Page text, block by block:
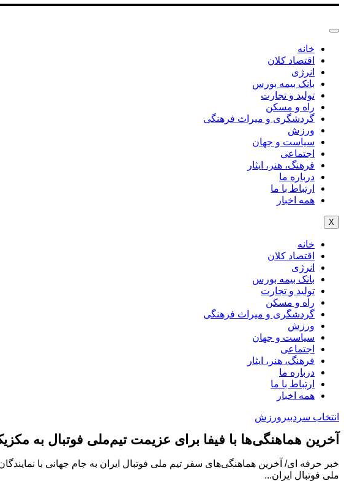
خانه
اقتصاد کلان
انرژی
بانک بیمه بورس
تولید و تجارت
راه و مسکن
گردشگری و میراث فرهنگی
ورزش
سیاست و جهان
اجتماعی
فرهنگ، هنر، ایثار
درباره ما
ارتباط با ما
همه اخبار
X
خانه
اقتصاد کلان
انرژی
بانک بیمه بورس
تولید و تجارت
راه و مسکن
گردشگری و میراث فرهنگی
ورزش
سیاست و جهان
اجتماعی
فرهنگ، هنر، ایثار
درباره ما
ارتباط با ما
همه اخبار
انتخاب سردبیر ورزش
آخرین هماهنگی‌ها با فیفا برای عزیمت تیم‌ملی فوتبال به
خبر حرفه ای/ آخرین هماهنگی‌های سفر تیم ملی فوتبال ایران به جام جهانی با
ملی فوتبال ایران...